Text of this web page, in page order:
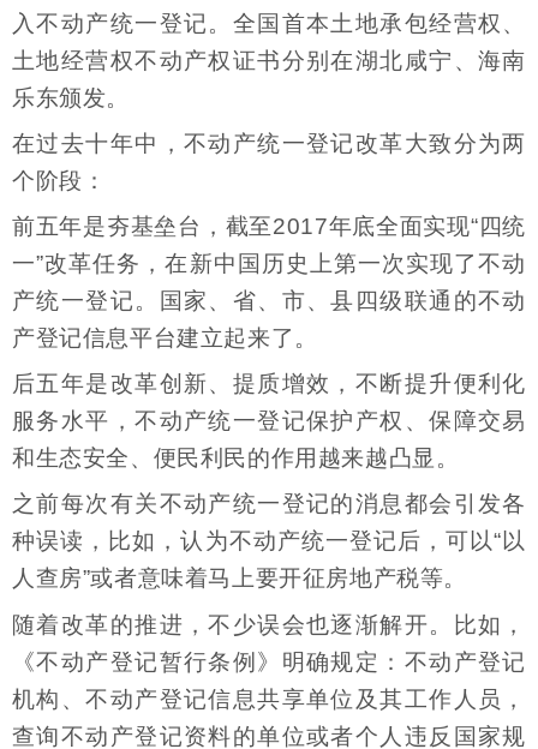
入不动产统一登记。全国首本土地承包经营权、
土地经营权不动产权证书分别在湖北咸宁、海南
乐东颁发。
在过去十年中，不动产统一登记改革大致分为两
个阶段：
前五年是夯基垒台，截至2017年底全面实现“四统
一”改革任务，在新中国历史上第一次实现了不动
产统一登记。国家、省、市、县四级联通的不动
产登记信息平台建立起来了。
后五年是改革创新、提质增效，不断提升便利化
服务水平，不动产统一登记保护产权、保障交易
和生态安全、便民利民的作用越来越凸显。
之前每次有关不动产统一登记的消息都会引发各
种误读，比如，认为不动产统一登记后，可以“以
人查房”或者意味着马上要开征房地产税等。
随着改革的推进，不少误会也逐渐解开。比如，
《不动产登记暂行条例》明确规定：不动产登记
机构、不动产登记信息共享单位及其工作人员，
查询不动产登记资料的单位或者个人违反国家规